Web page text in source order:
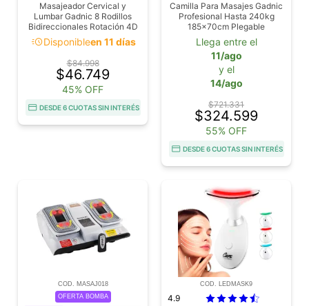
Masajeador Cervical y
Lumbar Gadnic 8 Rodillos
Bidireccionales Rotación 4D
Luz Infrarroja Velocidad
Variable
acuteDisponibleen 11 días
$84.998
$46.749
45% OFF
DESDE 6 CUOTAS SIN INTERÉS
Camilla Para Masajes Gadnic
Profesional Hasta 240kg
185x70cm Plegable
Llega entre el
11/ago
y el
14/ago
$721.331
$324.599
55% OFF
DESDE 6 CUOTAS SIN INTERÉS
COD. MASAJ018
OFERTA BOMBA
COD. LEDMASK9
4.9